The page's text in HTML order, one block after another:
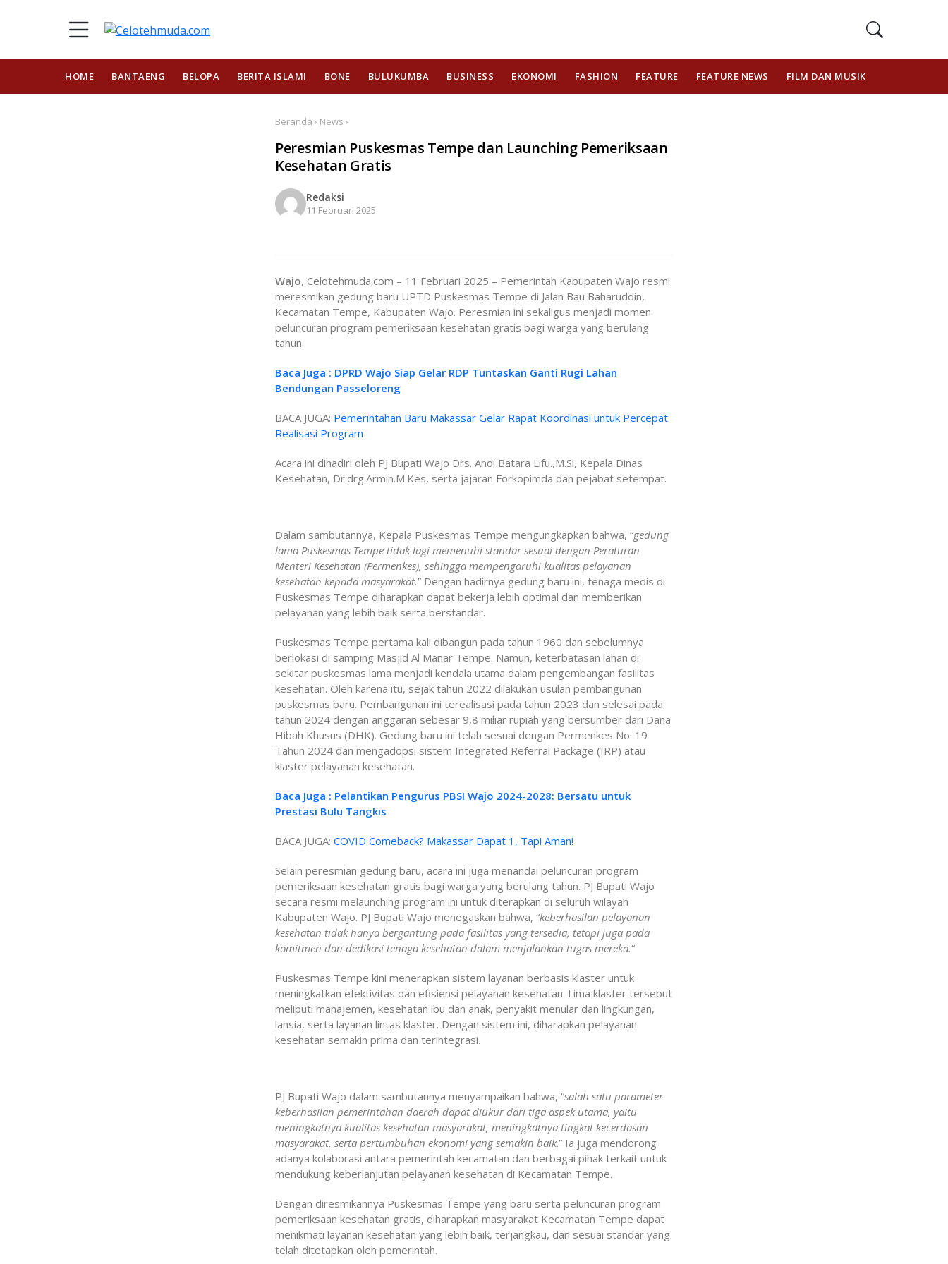
HOME BANTAENG BELOPA BERITA ISLAMI BONE BULUKUMBA BUSINESS EKONOMI FASHION FEATURE FEATURE NEWS FILM DAN MUSIK
Beranda › News ›
Peresmian Puskesmas Tempe dan Launching Pemeriksaan
Kesehatan Gratis
Redaksi
11 Februari 2025
Wajo, Celotehmuda.com – 11 Februari 2025 – Pemerintah Kabupaten Wajo resmi
meresmikan gedung baru UPTD Puskesmas Tempe di Jalan Bau Baharuddin,
Kecamatan Tempe, Kabupaten Wajo. Peresmian ini sekaligus menjadi momen
peluncuran program pemeriksaan kesehatan gratis bagi warga yang berulang
tahun.
Baca Juga : DPRD Wajo Siap Gelar RDP Tuntaskan Ganti Rugi Lahan
Bendungan Passeloreng
BACA JUGA: Pemerintahan Baru Makassar Gelar Rapat Koordinasi untuk Percepat
Realisasi Program
Acara ini dihadiri oleh PJ Bupati Wajo Drs. Andi Batara Lifu.,M.Si, Kepala Dinas
Kesehatan, Dr.drg.Armin.M.Kes, serta jajaran Forkopimda dan pejabat setempat.
Dalam sambutannya, Kepala Puskesmas Tempe mengungkapkan bahwa, “gedung
lama Puskesmas Tempe tidak lagi memenuhi standar sesuai dengan Peraturan
Menteri Kesehatan (Permenkes), sehingga mempengaruhi kualitas pelayanan
kesehatan kepada masyarakat.” Dengan hadirnya gedung baru ini, tenaga medis di
Puskesmas Tempe diharapkan dapat bekerja lebih optimal dan memberikan
pelayanan yang lebih baik serta berstandar.
Puskesmas Tempe pertama kali dibangun pada tahun 1960 dan sebelumnya
berlokasi di samping Masjid Al Manar Tempe. Namun, keterbatasan lahan di
sekitar puskesmas lama menjadi kendala utama dalam pengembangan fasilitas
kesehatan. Oleh karena itu, sejak tahun 2022 dilakukan usulan pembangunan
puskesmas baru. Pembangunan ini terealisasi pada tahun 2023 dan selesai pada
tahun 2024 dengan anggaran sebesar 9,8 miliar rupiah yang bersumber dari Dana
Hibah Khusus (DHK). Gedung baru ini telah sesuai dengan Permenkes No. 19
Tahun 2024 dan mengadopsi sistem Integrated Referral Package (IRP) atau
klaster pelayanan kesehatan.
Baca Juga : Pelantikan Pengurus PBSI Wajo 2024-2028: Bersatu untuk
Prestasi Bulu Tangkis
BACA JUGA: COVID Comeback? Makassar Dapat 1, Tapi Aman!
Selain peresmian gedung baru, acara ini juga menandai peluncuran program
pemeriksaan kesehatan gratis bagi warga yang berulang tahun. PJ Bupati Wajo
secara resmi melaunching program ini untuk diterapkan di seluruh wilayah
Kabupaten Wajo. PJ Bupati Wajo menegaskan bahwa, “keberhasilan pelayanan
kesehatan tidak hanya bergantung pada fasilitas yang tersedia, tetapi juga pada
komitmen dan dedikasi tenaga kesehatan dalam menjalankan tugas mereka.“
Puskesmas Tempe kini menerapkan sistem layanan berbasis klaster untuk
meningkatkan efektivitas dan efisiensi pelayanan kesehatan. Lima klaster tersebut
meliputi manajemen, kesehatan ibu dan anak, penyakit menular dan lingkungan,
lansia, serta layanan lintas klaster. Dengan sistem ini, diharapkan pelayanan
kesehatan semakin prima dan terintegrasi.
PJ Bupati Wajo dalam sambutannya menyampaikan bahwa, “salah satu parameter
keberhasilan pemerintahan daerah dapat diukur dari tiga aspek utama, yaitu
meningkatnya kualitas kesehatan masyarakat, meningkatnya tingkat kecerdasan
masyarakat, serta pertumbuhan ekonomi yang semakin baik.” Ia juga mendorong
adanya kolaborasi antara pemerintah kecamatan dan berbagai pihak terkait untuk
mendukung keberlanjutan pelayanan kesehatan di Kecamatan Tempe.
Dengan diresmikannya Puskesmas Tempe yang baru serta peluncuran program
pemeriksaan kesehatan gratis, diharapkan masyarakat Kecamatan Tempe dapat
menikmati layanan kesehatan yang lebih baik, terjangkau, dan sesuai standar yang
telah ditetapkan oleh pemerintah.